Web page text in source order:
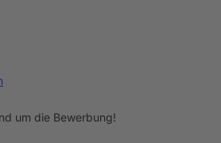
um die Bewerbung!